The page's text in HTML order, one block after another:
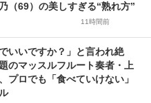
（69）の美しすぎる“熟れ方”
11時間前
いいですか？」と言われ絶
のマッスルフルート奏者・上
プロでも「食べていけない」